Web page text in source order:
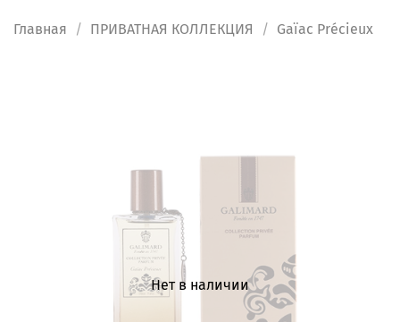
Главная ПРИВАТНАЯ КОЛЛЕКЦИЯ Gaïac Précieux
Нет в наличии